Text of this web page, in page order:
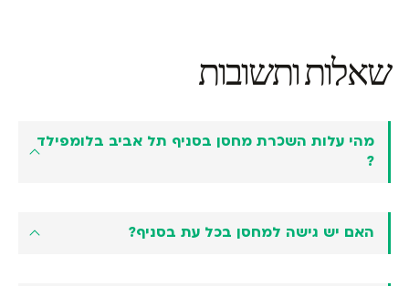
שאלות ותשובות
מהי עלות השכרת מחסן בסניף תל אביב בלומפילד
?
האם יש גישה למחסן בכל עת בסניף?